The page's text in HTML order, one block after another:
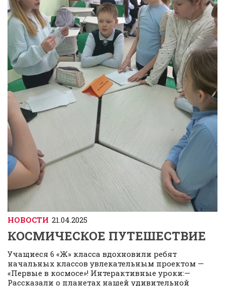
НОВОСТИ 21.04.2025
КОСМИЧЕСКОЕ ПУТЕШЕСТВИЕ
Учащиеся 6 «Ж» класса вдохновили ребят
начальных классов увлекательным проектом —
«Первые в космосе»! Интерактивные уроки:—
Рассказали о планетах нашей удивительной